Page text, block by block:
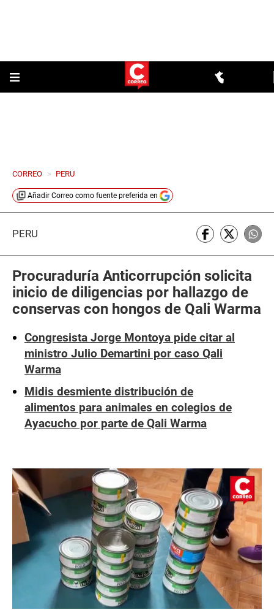
CORREO > PERU
Añadir Correo como fuente preferida en
PERÚ
Procuraduría Anticorrupción solicita
inicio de diligencias por hallazgo de
conservas con hongos de Qali Warma
Congresista Jorge Montoya pide citar al
ministro Julio Demartini por caso Qali
Warma
Midis desmiente distribución de
alimentos para animales en colegios de
Ayacucho por parte de Qali Warma